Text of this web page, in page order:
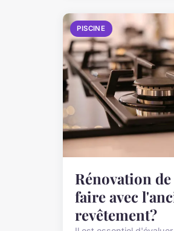
PISCINE
Rénovation
faire avec
revêtement?